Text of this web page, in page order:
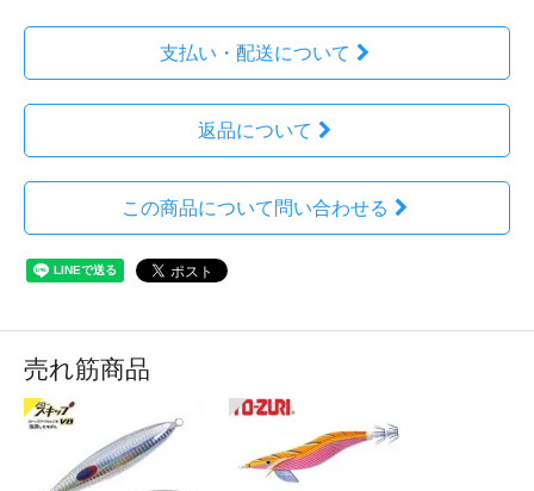
支払い・配送について
返品について
この商品について問い合わせる
売れ筋商品